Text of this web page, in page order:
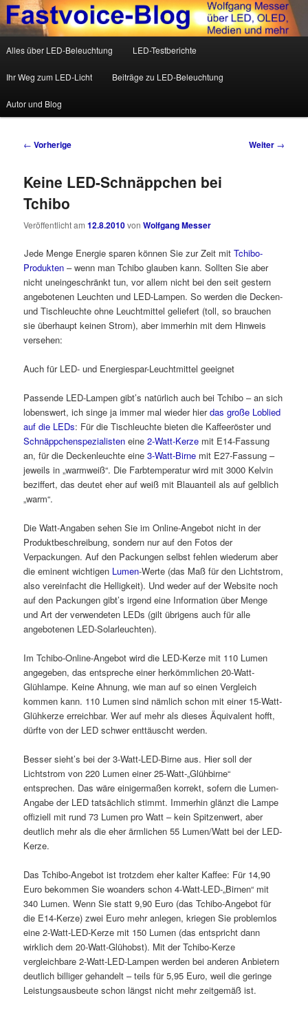
Fastvoice-Blog
Wolfgang Messer über LED, OLED, Medien und mehr
Zum Inhalt wechseln
Zum sekundären Inhalt wechseln
Alles über LED-Beleuchtung LED-Testberichte
Ihr Weg zum LED-Licht Beiträge zu LED-Beleuchtung
Autor und Blog
Beitrags-Navigation
← Vorherige Weiter →
Keine LED-Schnäppchen bei
Tchibo
Veröffentlicht am12.8.2010vonWolfgang Messer
Jede Menge Energie sparen können Sie zur Zeit mitTchibo-
Produkten – wenn man Tchibo glauben kann. Sollten Sie aber
nicht uneingeschränkt tun, vor allem nicht bei den seit gestern
angebotenen Leuchten und LED-Lampen. So werden die Decken-
und Tischleuchte ohne Leuchtmittel geliefert (toll, so brauchen
sie überhaupt keinen Strom), aber immerhin mit dem Hinweis
versehen:
Auch für LED- und Energiespar-Leuchtmittel geeignet
Passende LED-Lampen gibt’s natürlich auch bei Tchibo – an sich
lobenswert, ich singe ja immer mal wieder hierdas große Loblied
auf die LEDs: Für die Tischleuchte bieten die Kaffeeröster und
Schnäppchenspezialisten eine2-Watt-Kerze mit E14-Fassung
an, für die Deckenleuchte eine3-Watt-Birne mit E27-Fassung –
jeweils in „warmweiß“. Die Farbtemperatur wird mit 3000 Kelvin
beziffert, das deutet eher auf weiß mit Blauanteil als auf gelblich
„warm“.
Die Watt-Angaben sehen Sie im Online-Angebot nicht in der
Produktbeschreibung, sondern nur auf den Fotos der
Verpackungen. Auf den Packungen selbst fehlen wiederum aber
die eminent wichtigen Lumen-Werte (das Maß für den Lichtstrom,
also vereinfacht die Helligkeit). Und weder auf der Website noch
auf den Packungen gibt’s irgend eine Information über Menge
und Art der verwendeten LEDs (gilt übrigens auch für alle
angebotenen LED-Solarleuchten).
Im Tchibo-Online-Angebot wird die LED-Kerze mit 110 Lumen
angegeben, das entspreche einer herkömmlichen 20-Watt-
Glühlampe. Keine Ahnung, wie man auf so einen Vergleich
kommen kann. 110 Lumen sind nämlich schon mit einer 15-Watt-
Glühkerze erreichbar. Wer auf mehr als dieses Äquivalent hofft,
dürfte von der LED schwer enttäuscht werden.
Besser sieht’s bei der 3-Watt-LED-Birne aus. Hier soll der
Lichtstrom von 220 Lumen einer 25-Watt-„Glühbirne“
entsprechen. Das wäre einigermaßen korrekt, sofern die Lumen-
Angabe der LED tatsächlich stimmt. Immerhin glänzt die Lampe
offiziell mit rund 73 Lumen pro Watt – kein Spitzenwert, aber
deutlich mehr als die eher ärmlichen 55 Lumen/Watt bei der LED-
Kerze.
Das Tchibo-Angebot ist trotzdem eher kalter Kaffee: Für 14,90
Euro bekommen Sie woanders schon 4-Watt-LED-„Birnen“ mit
340 Lumen. Wenn Sie statt 9,90 Euro (das Tchibo-Angebot für
die E14-Kerze) zwei Euro mehr anlegen, kriegen Sie problemlos
eine 2-Watt-LED-Kerze mit 150 Lumen (das entspricht dann
wirklich dem 20-Watt-Glühobst). Mit der Tchibo-Kerze
vergleichbare 2-Watt-LED-Lampen werden bei anderen Anbietern
deutlich billiger gehandelt – teils für 5,95 Euro, weil die geringe
Leistungsausbeute schon längst nicht mehr zeitgemäß ist.